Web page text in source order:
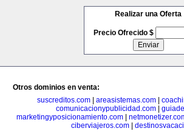
Realizar una Oferta
Precio Ofrecido $
Otros dominios en venta:
suscreditos.com
areasistemas.com
comunicacionypublicidad.com
marketingyposicionamiento.com|
ciberviajeros.com|